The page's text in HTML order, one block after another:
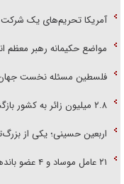
آمریکا تحریم‌های یک شرکت
مواضع حکیمانه رهبر معظم
فلسطین مسئله نخست جهان
۲.۸ میلیون زائر به کشور بازگشتند
اربعین حسینی؛ یکی از
۲۱ عامل موساد و ۴ عضو باند‌های مسلح بازداشت شدند